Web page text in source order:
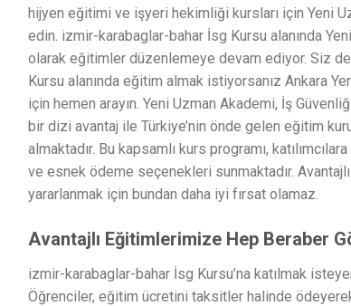
hijyen eğitimi ve işyeri hekimliği kursları için Yeni
edin. izmir-karabaglar-bahar İsg Kursu alanında
olarak eğitimler düzenlemeye devam ediyor. Siz
Kursu alanında eğitim almak istiyorsanız Ankara
için hemen arayın. Yeni Uzman Akademi, İş
bir dizi avantaj ile Türkiye’nin önde gelen eğitim
almaktadır. Bu kapsamlı kurs programı,
ve esnek ödeme seçenekleri sunmaktadır.
yararlanmak için bundan daha iyi fırsat olamaz.
Avantajlı Eğitimlerimize Hep Beraber
izmir-karabaglar-bahar İsg Kursu’na katılmak
Öğrenciler, eğitim ücretini taksitler halinde